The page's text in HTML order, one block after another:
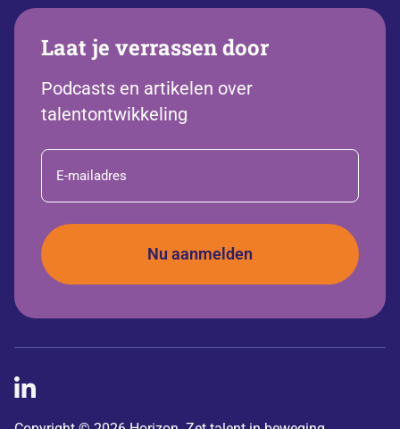
Laat je verrassen door
Podcasts en artikelen over
talentontwikkeling
E-
mailadres